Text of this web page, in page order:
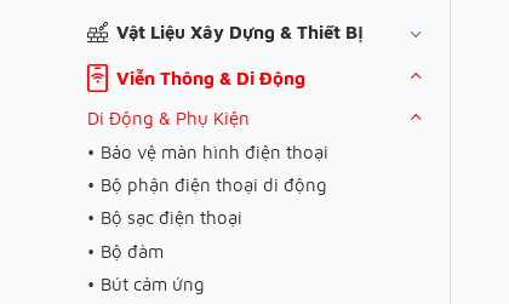
Vật Liệu Xây Dựng & Thiết Bị
Viễn Thông & Di Động
Di Động & Phụ Kiện
Bảo vệ màn hình điện thoại
Bộ phận điện thoại di động
Bộ sạc điện thoại
Bộ đàm
Bút cảm ứng